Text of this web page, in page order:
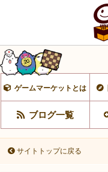
ゲームマーケットとは
ブログ一覧
サイトトップに戻る